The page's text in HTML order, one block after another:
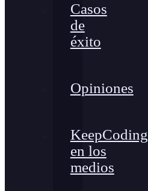
Casos
de
éxito
Opiniones
KeepCoding
en los
medios